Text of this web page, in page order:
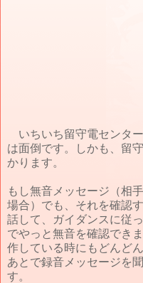
いちいち留守電センタ
は面倒です。しかも、留
かります。
もし無音メッセージ（相
場合）でも、それを確認
話して、ガイダンスに従
でやっと無音を確認でき
作している時にもどんど
あとで録音メッセージを
す。